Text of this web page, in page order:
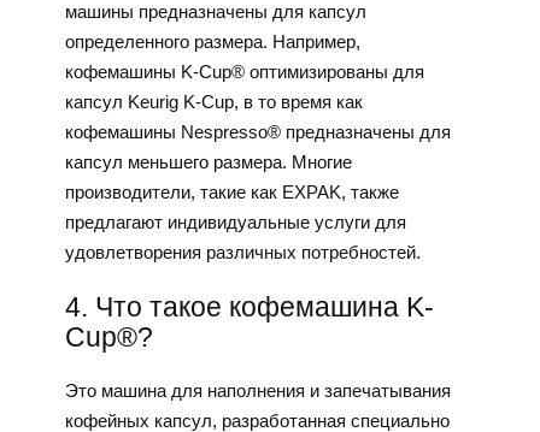
машины предназначены для капсул
определенного размера. Например,
кофемашины K-Cup® оптимизированы для
капсул Keurig K-Cup, в то время как
кофемашины Nespresso® предназначены для
капсул меньшего размера. Многие
производители, такие как EXPAK, также
предлагают индивидуальные услуги для
удовлетворения различных потребностей.
4. Что такое кофемашина K-
Cup®?
Это машина для наполнения и запечатывания
кофейных капсул, разработанная специально